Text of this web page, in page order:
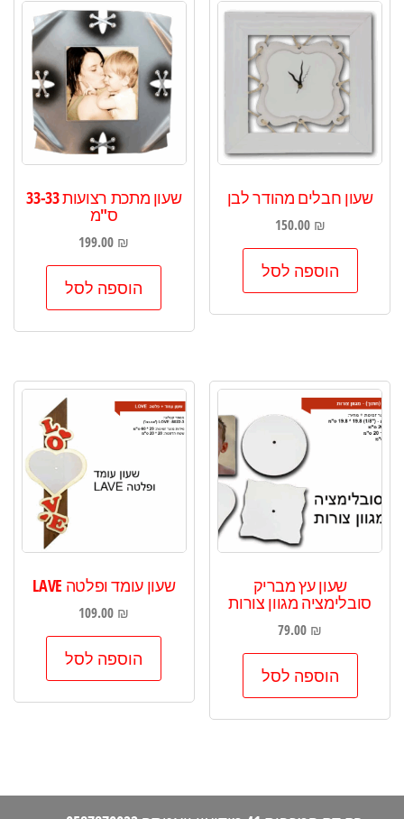
שעון חבלים מהודר לבן
150.00 ₪
הוספה לסל
שעון מתכת רצועות 33-33
ס"מ
199.00 ₪
הוספה לסל
שעון עץ מבריק
סובלימציה מגוון צורות
79.00 ₪
הוספה לסל
שעון עומד ופלטה LAVE
109.00 ₪
הוספה לסל